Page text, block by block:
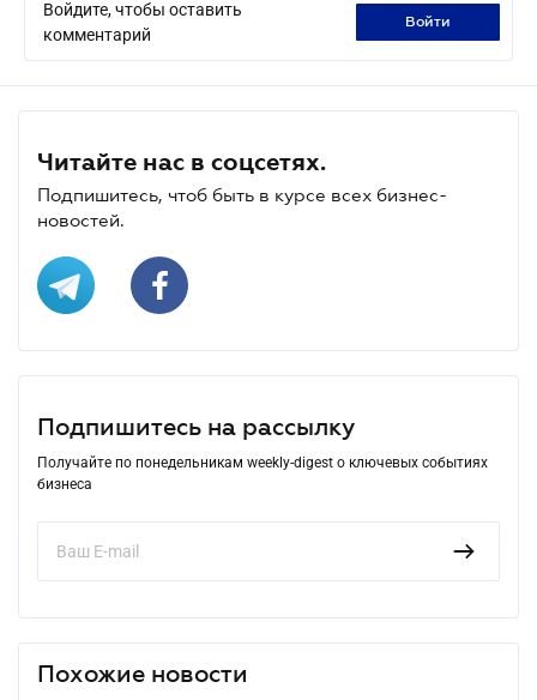
Войдите, чтобы оставить
комментарий
войти
Читайте нас в соцсетях.
Подпишитесь, чтоб быть в курсе всех бизнес-
новостей.
Подпишитесь на рассылку
Получайте по понедельникам weekly-digest о ключевых событиях
бизнеса
Похожие новости